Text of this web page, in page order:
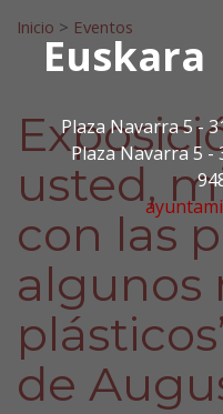
Euskara
Plaza Navarra 5 -
Plaza Navarra 5 -
Search for:
Inicio > Eventos
usted,
con las
algunos
de